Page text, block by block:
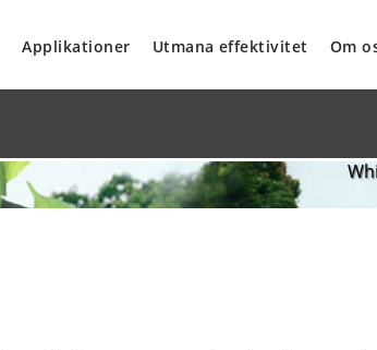
Applikationer Utmana effektivitet Om